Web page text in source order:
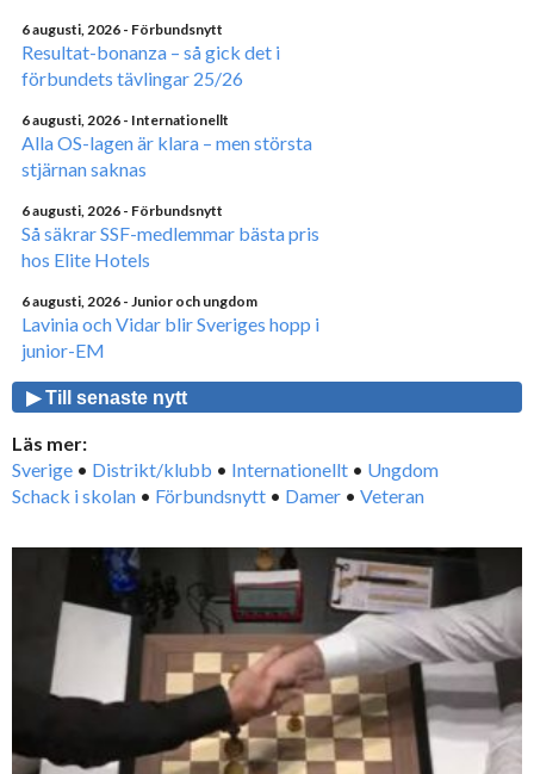
6 augusti, 2026 - Förbundsnytt
Resultat-bonanza – så gick det i
förbundets tävlingar 25/26
6 augusti, 2026 - Internationellt
Alla OS-lagen är klara – men största
stjärnan saknas
6 augusti, 2026 - Förbundsnytt
Så säkrar SSF-medlemmar bästa pris
hos Elite Hotels
6 augusti, 2026 - Junior och ungdom
Lavinia och Vidar blir Sveriges hopp i
junior-EM
▶ Till senaste nytt
Läs mer:
Sverige • Distrikt/klubb • Internationellt • Ungdom
Schack i skolan • Förbundsnytt • Damer • Veteran